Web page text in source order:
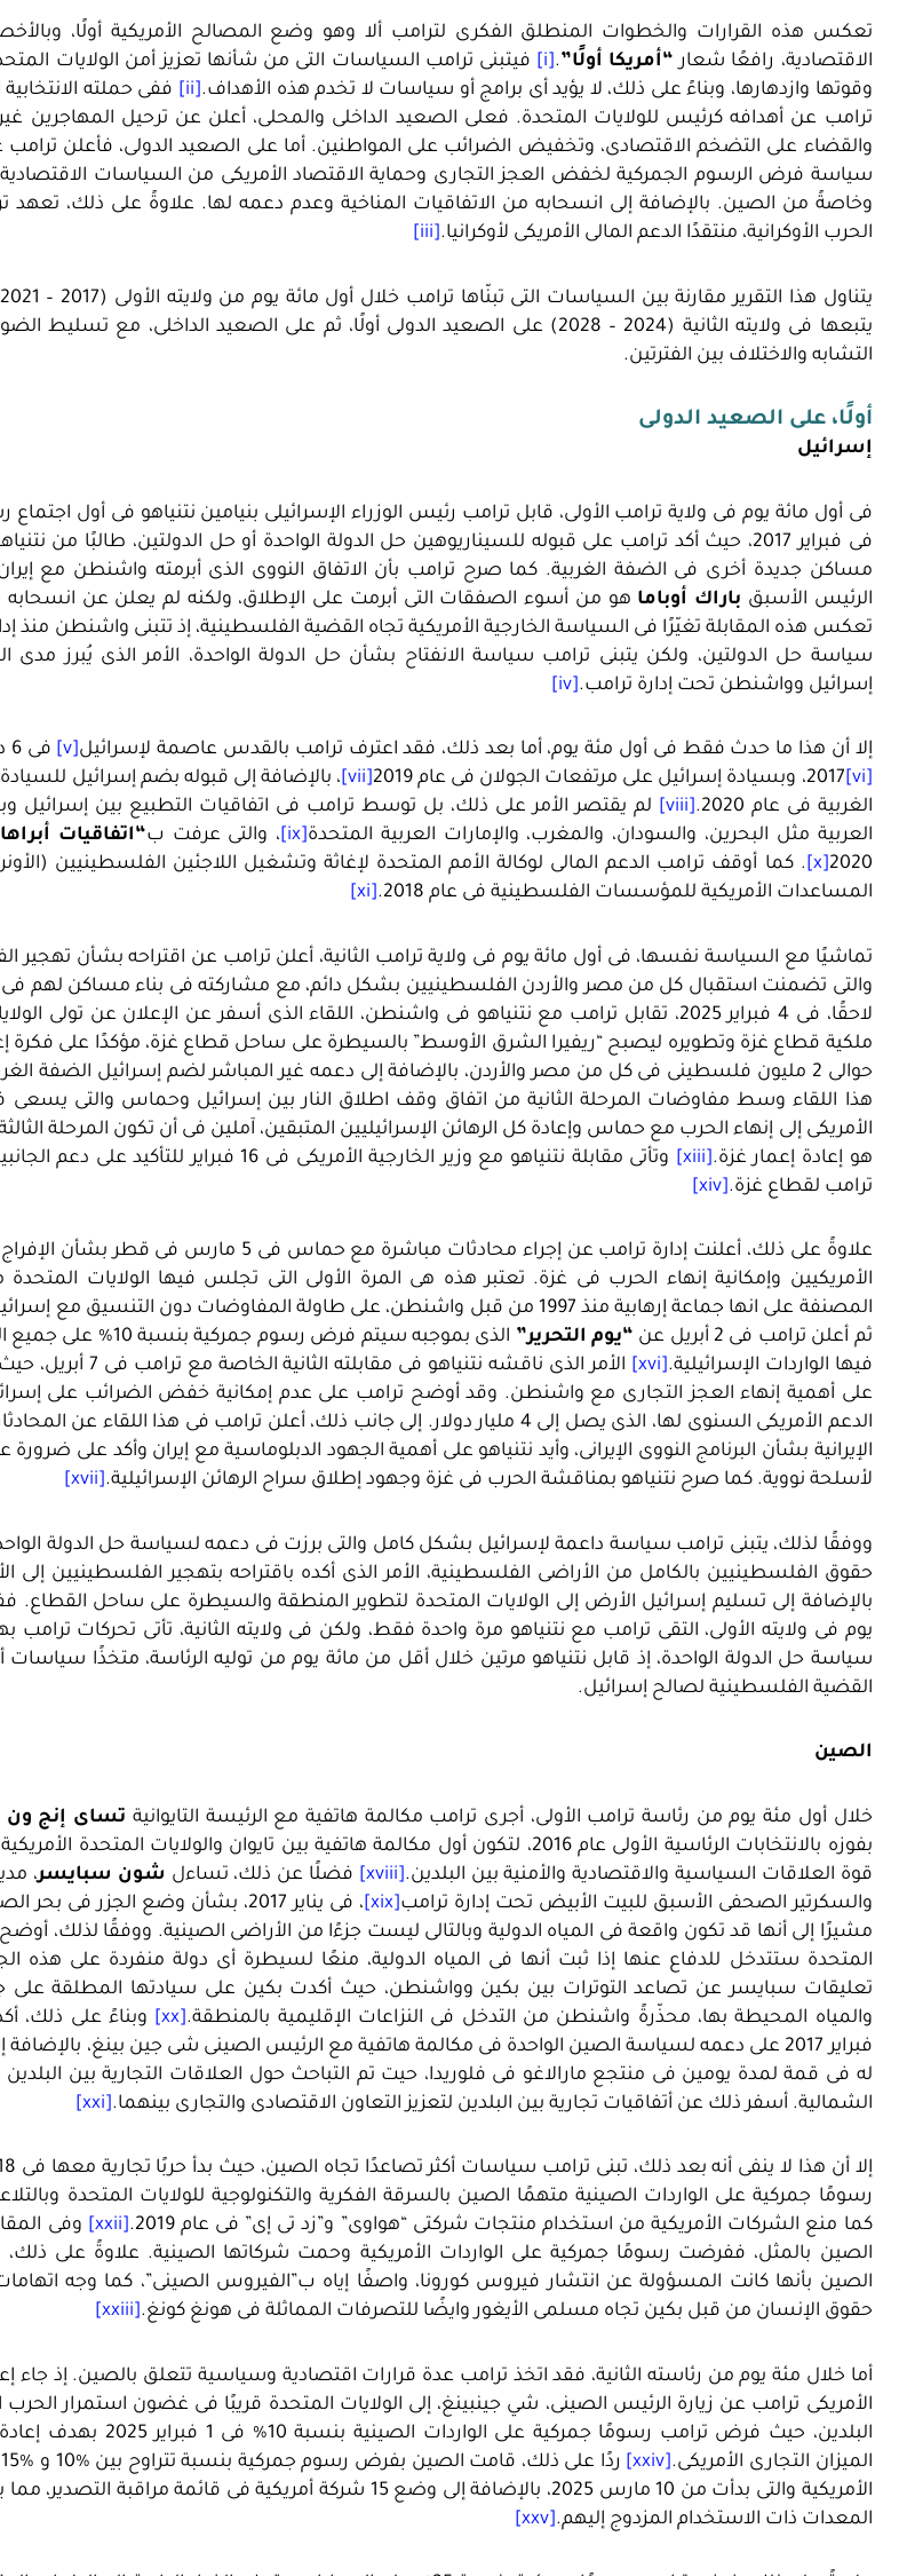
تعكس هذه القرارات والخطوات المنطلق الفكرى لترامب ألا وهو وضع المصالح الأمريكية أولًا،
الاقتصادية، رافعًا شعار “أمريكا أولًا”.
[i]
فيتبنى ترامب السياسات التى من شأنها تعزيز أمن الولايات
وقوتها وازدهارها، وبناءً على ذلك، لا يؤيد أى برامج أو سياسات لا تخدم هذه الأهداف.[ii]
ففى حملته الانتخابية
ترامب عن أهدافه كرئيس للولايات المتحدة. فعلى الصعيد الداخلى والمحلى، أعلن عن ترحيل المهاجرين
والقضاء على التضخم الاقتصادى، وتخفيض الضرائب على المواطنين. أما على الصعيد الدولى، فأعلن
سياسة فرض الرسوم الجمركية لخفض العجز التجارى وحماية الاقتصاد الأمريكى من السياسات الاقتصادية
وخاصةً من الصين. بالإضافة إلى انسحابه من الاتفاقيات المناخية وعدم دعمه لها. علاوةً على ذلك، تعهد
الحرب الأوكرانية، منتقدًا الدعم المالى الأمريكى لأوكرانيا.[iii]
يتبعها فى ولايته الثانية (2024 – 2028) على الصعيد الدولى أولًا، ثم على الصعيد الداخلى، مع
التشابه والاختلاف بين الفترتين.
أولًا، على الصعيد الدولى
إسرائيل
فى أول مائة يوم فى ولاية ترامب الأولى، قابل ترامب رئيس الوزراء الإسرائيلى بنيامين نتنياهو فى أول
فى فبراير 2017، حيث أكد ترامب على قبوله للسيناريوهين حل الدولة الواحدة أو حل الدولتين، طالبًا من
مساكن جديدة أخرى فى الضفة الغربية. كما صرح ترامب بأن الاتفاق النووى الذى أبرمته واشنطن مع
الرئيس الأسبق باراك أوباما هو من أسوء الصفقات التى أبرمت على الإطلاق، ولكنه لم يعلن عن انسحابه
تعكس هذه المقابلة تغيّرًا فى السياسة الخارجية الأمريكية تجاه القضية الفلسطينية، إذ تتبنى واشنطن منذ
سياسة حل الدولتين، ولكن يتبنى ترامب سياسة الانفتاح بشأن حل الدولة الواحدة، الأمر الذى يُبرز مدى
إسرائيل وواشنطن تحت إدارة ترامب.[iv]
إلا أن هذا ما حدث فقط فى أول مئة يوم، أما بعد ذلك، فقد اعترف ترامب بالقدس عاصمة لإسرائيل[v]
فى 6 ديسمبر عام
[vi]
2017، وبسيادة إسرائيل على مرتفعات الجولان فى عام 2019 [vii]
، بالإضافة إلى قبوله بضم إسرائيل
الغربية فى عام 2020.
[viii]
لم يقتصر الأمر على ذلك، بل توسط ترامب فى اتفاقيات التطبيع بين إسرائيل
العربية مثل البحرين، والسودان، والمغرب، والإمارات العربية المتحدة[ix] ، والتى عرفت ب“اتفاقيات
2020
[x]
. كما أوقف ترامب الدعم المالى لوكالة الأمم المتحدة لإغاثة وتشغيل اللاجئين الفلسطينيين
المساعدات الأمريكية للمؤسسات الفلسطينية فى عام 2018.
[xi]
تماشيًا مع السياسة نفسها، فى أول مائة يوم فى ولاية ترامب الثانية، أعلن ترامب عن اقتراحه بشأن تهجير
والتى تضمنت استقبال كل من مصر والأردن الفلسطينيين بشكل دائم، مع مشاركته فى بناء مساكن لهم فى
لاحقًا، فى 4 فبراير 2025، تقابل ترامب مع نتنياهو فى واشنطن، اللقاء الذى أسفر عن الإعلان عن تولى
ملكية قطاع غزة وتطويره ليصبح “ريفيرا الشرق الأوسط” بالسيطرة على ساحل قطاع غزة، مؤكدًا على فكرة
حوالى 2 مليون فلسطينى فى كل من مصر والأردن، بالإضافة إلى دعمه غير المباشر لضم إسرائيل الضفة الغربية.
هذا اللقاء وسط مفاوضات المرحلة الثانية من اتفاق وقف اطلاق النار بين إسرائيل وحماس والتى يسعى
الأمريكى إلى إنهاء الحرب مع حماس وإعادة كل الرهائن الإسرائيليين المتبقين، آملين فى أن تكون المرحلة
هو إعادة إعمار غزة.[xiii]
وتأتى مقابلة نتنياهو مع وزير الخارجية الأمريكى فى 16 فبراير
ترامب لقطاع غزة.[xiv]
علاوةً على ذلك، أعلنت إدارة ترامب عن إجراء محادثات مباشرة مع حماس فى 5
الأمريكيين وإمكانية إنهاء الحرب فى غزة. تعتبر هذه هى المرة الأولى التى تجلس فيها الولايات
المصنفة على انها جماعة إرهابية منذ 1997 من قبل واشنطن، على طاولة المفاوضات دون التنسيق مع إسرائيل.
ثم أعلن ترامب فى 2 أبريل عن
“يوم التحرير”
الذى بموجبه سيتم فرض رسوم جمركية
فيها الواردات الإسرائيلية.[xvi]
الأمر الذى ناقشه نتنياهو فى مقابلته
على أهمية إنهاء العجز التجارى مع واشنطن. وقد أوضح ترامب على عدم إمكانية خفض الضرائب على
الدعم الأمريكى السنوى لها، الذى يصل إلى 4 مليار دولار. إلى جانب ذلك، أعلن ترامب فى هذا اللقاء عن
الإيرانية بشأن البرنامج النووى الإيرانى، وأيد نتنياهو على أهمية الجهود الدبلوماسية مع إيران وأكد على ضرورة
لأسلحة نووية. كما صرح نتنياهو بمناقشة الحرب فى غزة وجهود إطلاق سراح الرهائن الإسرائيلية.[xvii]
ووفقًا لذلك، يتبنى ترامب سياسة داعمة لإسرائيل بشكل كامل والتى برزت فى دعمه لسياسة حل الدولة
حقوق الفلسطينيين بالكامل من الأراضى الفلسطينية، الأمر الذى أكده باقتراحه بتهجير الفلسطينيين إلى
بالإضافة إلى تسليم إسرائيل الأرض إلى الولايات المتحدة لتطوير المنطقة والسيطرة على ساحل القطاع.
يوم فى ولايته الأولى، التقى ترامب مع نتنياهو مرة واحدة فقط، ولكن فى ولايته الثانية، تأتى تحركات
سياسة حل الدولة الواحدة، إذ قابل نتنياهو مرتين خلال أقل من مائة يوم من توليه الرئاسة، متخذًا
القضية الفلسطينية لصالح إسرائيل.
الصين
خلال أول مئة يوم من رئاسة ترامب الأولى، أجرى ترامب مكالمة هاتفية مع الرئيسة التايوانية تساى إنج ون
بفوزه بالانتخابات الرئاسية الأولى عام 2016، لتكون أول مكالمة هاتفية بين تايوان والولايات المتحدة
قوة العلاقات السياسية والاقتصادية والأمنية بين البلدين.[xviii] فضلًا عن ذلك، تساءل شون سبايسر،
والسكرتير الصحفى الأسبق للبيت الأبيض تحت إدارة ترامب[xix]
، فى يناير 2017، بشأن وضع الجزر فى بحر
مشيرًا إلى أنها قد تكون واقعة فى المياه الدولية وبالتالى ليست جزءًا من الأراضى الصينية. ووفقًا لذلك، أوضح
المتحدة ستتدخل للدفاع عنها إذا ثبت أنها فى المياه الدولية، منعًا لسيطرة أى دولة منفردة على هذه
تعليقات سبايسر عن تصاعد التوترات بين بكين وواشنطن، حيث أكدت بكين على سيادتها المطلقة على
والمياه المحيطة بها، محذّرةً واشنطن من التدخل فى النزاعات الإقليمية بالمنطقة.[xx]
وبناءً على ذلك،
فبراير 2017 على دعمه لسياسة الصين الواحدة فى مكالمة هاتفية مع الرئيس الصينى شى جين بينغ، بالإضافة
له فى قمة لمدة يومين فى منتجع مارالاغو فى فلوريدا، حيت تم التباحث حول العلاقات التجارية بين
الشمالية. أسفر ذلك عن أتفاقيات تجارية بين البلدين لتعزيز التعاون الاقتصادى والتجارى بينهما.[xxi]
رسومًا جمركية على الواردات الصينية متهمًا الصين بالسرقة الفكرية والتكنولوجية للولايات المتحدة
كما منع الشركات الأمريكية من استخدام منتجات شركتى “هواوى” و”زد تى إى” فى عام 2019.
[xxii]
وفى
الصين بالمثل، ففرضت رسومًا جمركية على الواردات الأمريكية وحمت شركاتها الصينية. علاوةً على ذلك،
الصين بأنها كانت المسؤولة عن انتشار فيروس كورونا، واصفًا إياه ب”الفيروس الصينى”، كما وجه
حقوق الإنسان من قبل بكين تجاه مسلمى الأيغور وايضًا للتصرفات المماثلة فى هونغ كونغ.[xxiii]
أما خلال مئة يوم من رئاسته الثانية، فقد اتخذ ترامب عدة قرارات اقتصادية وسياسية تتعلق بالصين. إذ جاء
الأمريكى ترامب عن زيارة الرئيس الصينى، شي جينبينغ، إلى الولايات المتحدة قريبًا فى غضون استمرار الحرب
البلدين، حيث فرض ترامب رسومًا جمركية على الواردات
الميزان التجارى الأمريكى.[xxiv]
الأمريكية والتى بدأت من 10 مارس 2025، بالإضافة إلى وضع 15 شركة أمريكية فى قائمة مراقبة
المعدات ذات الاستخدام المزدوج إليهم.[xxv]